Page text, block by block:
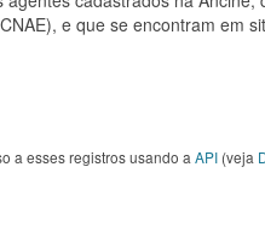
e que se encontram em
a esses registros usando a API (veja